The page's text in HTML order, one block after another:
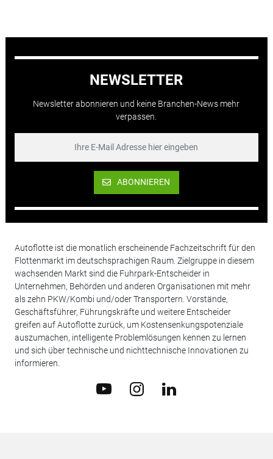
NEWSLETTER
Newsletter abonnieren und keine Branchen-News mehr
verpassen.
ABONNIEREN
Autoflotte ist die monatlich erscheinende Fachzeitschrift für den
Flottenmarkt im deutschsprachigen Raum. Zielgruppe in diesem
wachsenden Markt sind die Fuhrpark-Entscheider in
Unternehmen, Behörden und anderen Organisationen mit mehr
als zehn PKW/Kombi und/oder Transportern. Vorstände,
Geschäftsführer, Führungskräfte und weitere Entscheider
greifen auf Autoflotte zurück, um Kostensenkungspotenziale
auszumachen, intelligente Problemlösungen kennen zu lernen
und sich über technische und nichttechnische Innovationen zu
informieren.